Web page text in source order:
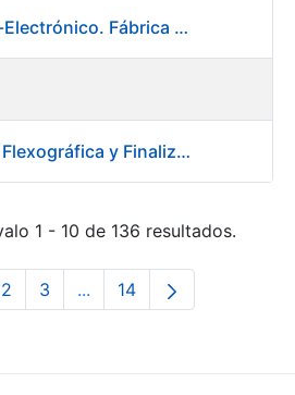
Oficial 1ª Eléctrico-Electrónico. Fábrica Papel
Oficial 2ª Máquina Flexográfica y Finalizado
1 - 10 de 136 resultados.
Página
2 Página
3 ...Páginas intermedias Use
Página
14